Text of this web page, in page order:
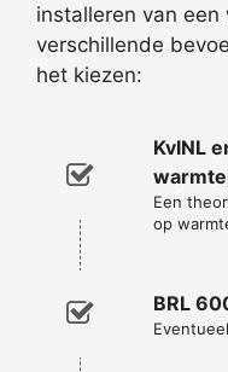
installeren van
verschillende
het kiezen:
KvINL
Een
op
BRL